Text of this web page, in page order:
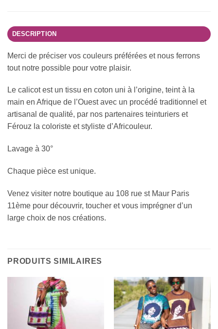
DESCRIPTION
Merci de préciser vos couleurs préférées et nous ferrons
tout notre possible pour votre plaisir.
Le calicot est un tissu en coton uni à l’origine, teint à la
main en Afrique de l’Ouest avec un procédé traditionnel et
artisanal de qualité, par nos partenaires teinturiers et
Férouz la coloriste et styliste d’Africouleur.
Lavage à 30°
Chaque pièce est unique.
Venez visiter notre boutique au 108 rue st Maur Paris
11ème pour découvrir, toucher et vous imprégner d’un
large choix de nos créations.
PRODUITS SIMILAIRES